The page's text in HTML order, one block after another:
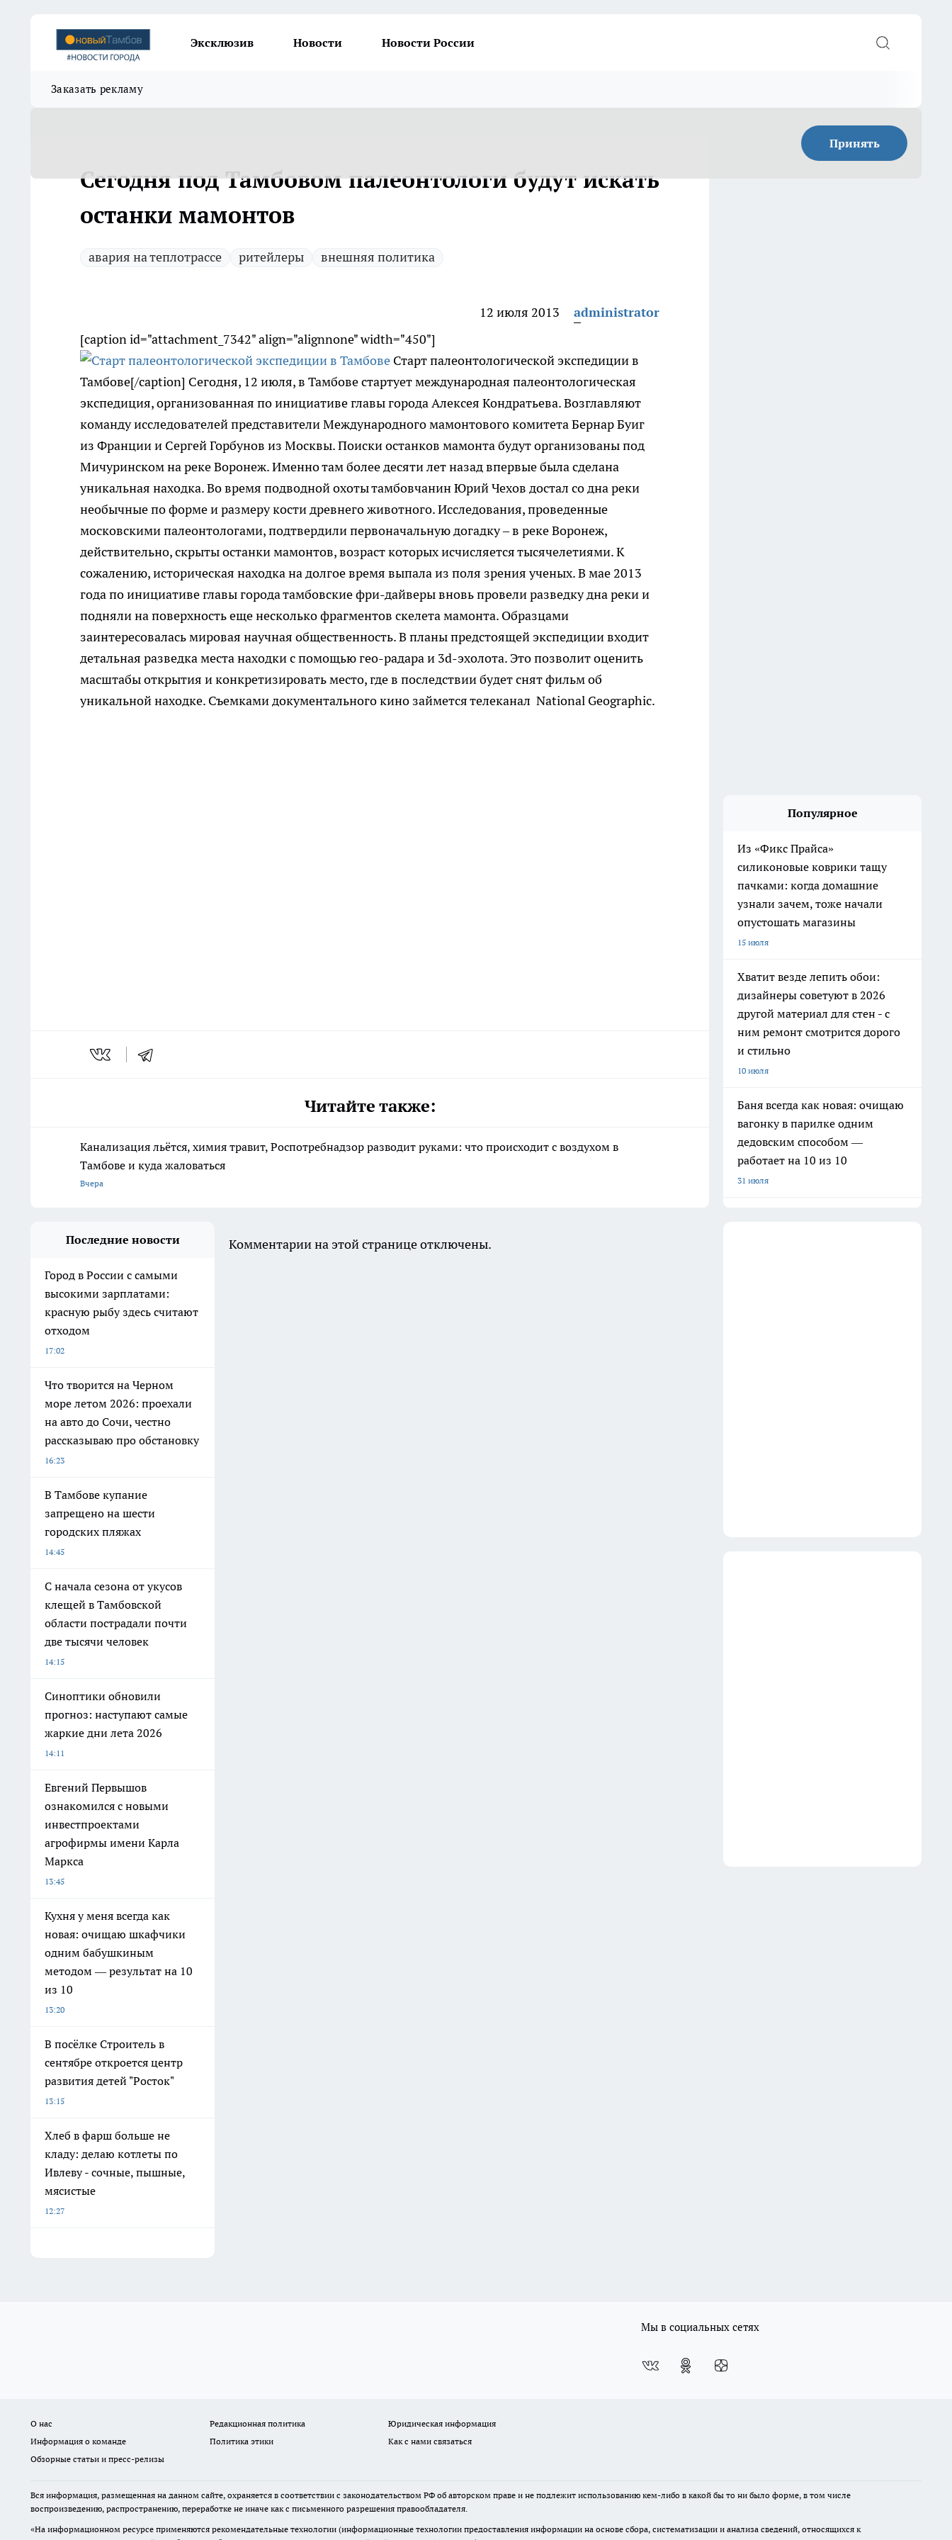
Эксклюзив Новости Новости России
Заказать рекламу
Принять
Сегодня под Тамбовом палеонтологи будут искать
останки мамонтов
авария на теплотрассе ритейлеры внешняя политика
12 июля 2013
administrator
[caption id="attachment_7342" align="alignnone" width="450"]
Старт палеонтологической экспедиции в
Тамбове[/caption] Сегодня, 12 июля, в Тамбове стартует международная палеонтологическая
экспедиция, организованная по инициативе главы города Алексея Кондратьева. Возглавляют
команду исследователей представители Международного мамонтового комитета Бернар Буиг
из Франции и Сергей Горбунов из Москвы. Поиски останков мамонта будут организованы под
Мичуринском на реке Воронеж. Именно там более десяти лет назад впервые была сделана
уникальная находка. Во время подводной охоты тамбовчанин Юрий Чехов достал со дна реки
необычные по форме и размеру кости древнего животного. Исследования, проведенные
московскими палеонтологами, подтвердили первоначальную догадку – в реке Воронеж,
действительно, скрыты останки мамонтов, возраст которых исчисляется тысячелетиями. К
сожалению, историческая находка на долгое время выпала из поля зрения ученых. В мае 2013
года по инициативе главы города тамбовские фри-дайверы вновь провели разведку дна реки и
подняли на поверхность еще несколько фрагментов скелета мамонта. Образцами
заинтересовалась мировая научная общественность. В планы предстоящей экспедиции входит
детальная разведка места находки с помощью гео-радара и 3d-эхолота. Это позволит оценить
масштабы открытия и конкретизировать место, где в последствии будет снят фильм об
уникальной находке. Съемками документального кино займется телеканал National Geographic.
Читайте также:
Канализация льётся, химия травит, Роспотребнадзор разводит руками: что происходит с воздухом в
Тамбове и куда жаловаться
Вчера
Популярное
Из «Фикс Прайса»
силиконовые коврики тащу
пачками: когда домашние
узнали зачем, тоже начали
опустошать магазины
15 июля
Хватит везде лепить обои:
дизайнеры советуют в 2026
другой материал для стен - с
ним ремонт смотрится дорого
и стильно
10 июля
Баня всегда как новая: очищаю
вагонку в парилке одним
дедовским способом —
работает на 10 из 10
31 июля
Последние новости
Город в России с самыми
высокими зарплатами:
красную рыбу здесь считают
отходом
17:02
Что творится на Черном
море летом 2026: проехали
на авто до Сочи, честно
рассказываю про обстановку
16:23
В Тамбове купание
запрещено на шести
городских пляжах
14:45
С начала сезона от укусов
клещей в Тамбовской
области пострадали почти
две тысячи человек
14:15
Синоптики обновили
прогноз: наступают самые
жаркие дни лета 2026
14:11
Евгений Первышов
ознакомился с новыми
инвестпроектами
агрофирмы имени Карла
Маркса
13:45
Кухня у меня всегда как
новая: очищаю шкафчики
одним бабушкиным
методом — результат на 10
из 10
13:20
В посёлке Строитель в
сентябре откроется центр
развития детей "Росток"
13:15
Хлеб в фарш больше не
кладу: делаю котлеты по
Ивлеву - сочные, пышные,
мясистые
12:27
Комментарии на этой странице отключены.
Мы в социальных сетях
О нас Редакционная политика
Юридическая информация
Информация о команде
Политика этики
Как с нами связаться
Обзорные статьи и пресс-релизы
Вся информация, размещенная на данном сайте, охраняется в соответствии с законодательством РФ об авторском праве и не подлежит использованию кем-либо в какой бы то ни было форме, в том числе
воспроизведению, распространению, переработке не иначе как с письменного разрешения правообладателя.
«На информационном ресурсе применяются рекомендательные технологии (информационные технологии предоставления информации на основе сбора, систематизации и анализа сведений, относящихся к